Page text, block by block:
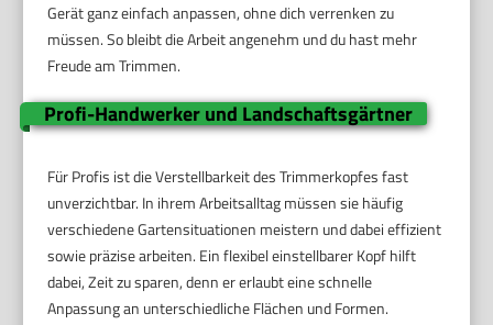
Gerät ganz einfach anpassen, ohne dich verrenken zu
müssen. So bleibt die Arbeit angenehm und du hast mehr
Freude am Trimmen.
Profi-Handwerker und Landschaftsgärtner
Für Profis ist die Verstellbarkeit des Trimmerkopfes fast
unverzichtbar. In ihrem Arbeitsalltag müssen sie häufig
verschiedene Gartensituationen meistern und dabei effizient
sowie präzise arbeiten. Ein flexibel einstellbarer Kopf hilft
dabei, Zeit zu sparen, denn er erlaubt eine schnelle
Anpassung an unterschiedliche Flächen und Formen.